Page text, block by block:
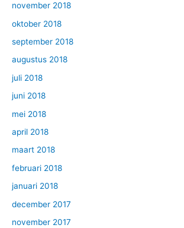
november 2018
oktober 2018
september 2018
augustus 2018
juli 2018
juni 2018
mei 2018
april 2018
maart 2018
februari 2018
januari 2018
december 2017
november 2017